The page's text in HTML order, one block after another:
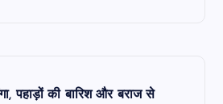
पहाड़ों की बारिश और बराज से